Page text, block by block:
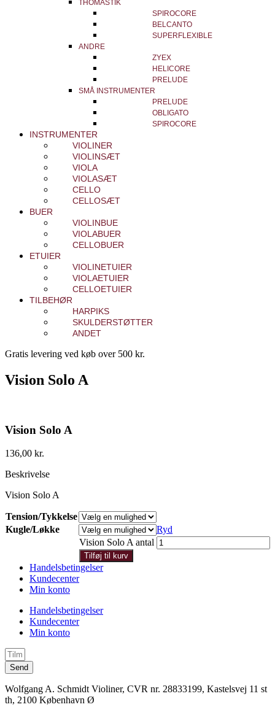
THOMASTIK
SPIROCORE
BELCANTO
SUPERFLEXIBLE
ANDRE
ZYEX
HELICORE
PRELUDE
SMÅ INSTRUMENTER
PRELUDE
OBLIGATO
SPIROCORE
INSTRUMENTER
VIOLINER
VIOLINSÆT
VIOLA
VIOLASÆT
CELLO
CELLOSÆT
BUER
VIOLINBUE
VIOLABUER
CELLOBUER
ETUIER
VIOLINETUIER
VIOLAETUIER
CELLOETUIER
TILBEHØR
HARPIKS
SKULDERSTØTTER
ANDET
Gratis levering ved køb over 500 kr.
Vision Solo A
Vision Solo A
136,00 kr.
Beskrivelse
Vision Solo A
Tension/Tykkelse
Kugle/Løkke
Ryd
Vision Solo A antal
Tilføj til kurv
Handelsbetingelser
Kundecenter
Min konto
Handelsbetingelser
Kundecenter
Min konto
Send
Wolfgang A. Schmidt Violiner, CVR nr. 28833199, Kastelsvej 11 st
th, 2100 København Ø